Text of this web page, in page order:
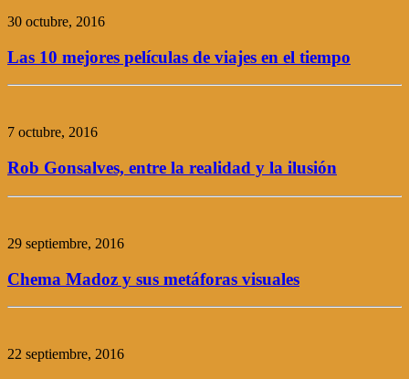
30 octubre, 2016
Las 10 mejores películas de viajes en el tiempo
7 octubre, 2016
Rob Gonsalves, entre la realidad y la ilusión
29 septiembre, 2016
Chema Madoz y sus metáforas visuales
22 septiembre, 2016